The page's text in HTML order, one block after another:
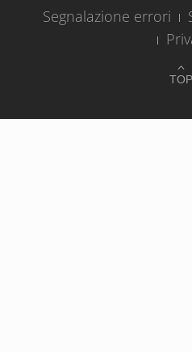
TOP
Segnalazione errori